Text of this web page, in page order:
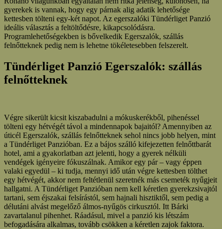
gyerekek is vannak, hogy egy párnak alig adatik lehetősége
kettesben tölteni egy-két napot. Az egerszalóki Tündérliget Panzió
ideális választás a feltöltődésre, kikapcsolódásra.
Programlehetőségekben is bővelkedik Egerszalók, szállás
felnőtteknek pedig nem is lehetne tökéletesebben felszerelt.
Tündérliget Panzió Egerszalók: szállás
felnőtteknek
Végre sikerült kicsit kiszabadulni a mókuskerékből, pihenéssel
tölteni egy hétvégét távol a mindennapok bajaitól? Amennyiben az
úticél Egerszalók, szállás felnőtteknek sehol nincs jobb helyen, mint
a Tündérliget Panzióban. Ez a bájos szálló kifejezetten felnőttbarát
hotel, ami a gyakorlatban azt jelenti, hogy a gyerek nélküli
vendégek igényeire fókuszálnak. Amikor egy pár – vagy éppen
valaki egyedül – ki tudja, mennyi idő után végre kettesben tölthet
egy hétvégét, akkor nem feltétlenül szeretnék más csemeték nyűgjeit
hallgatni. A Tündérliget Panzióban nem kell kéretlen gyerekzsivajtól
tartani, sem éjszakai felsírástól, sem hajnali hisztiktől, sem pedig a
délutáni alvást megelőző álmos-nyűgös cirkusztól. Itt Bárki
zavartalanul pihenhet. Ráadásul, mivel a panzió kis létszám
befogadására alkalmas, tovább csökken a kéretlen zajok faktora.